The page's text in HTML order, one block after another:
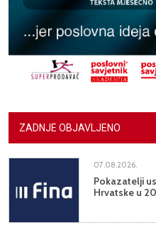
ZADNJE OBJAVLJENO
07.08.2026.
Pokazatelji
Hrvatske u